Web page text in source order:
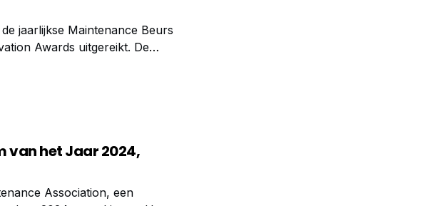
jaarlijkse Maintenance Beurs
Awards uitgereikt. De
op bedrijven die
van het Jaar 2024,
Association, een